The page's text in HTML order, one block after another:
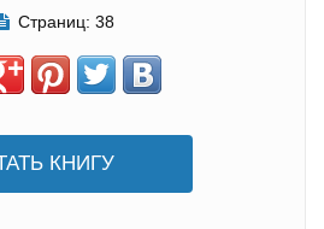
Страниц: 38
КНИГУ